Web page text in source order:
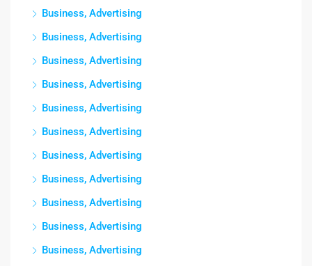
Business, Advertising
Business, Advertising
Business, Advertising
Business, Advertising
Business, Advertising
Business, Advertising
Business, Advertising
Business, Advertising
Business, Advertising
Business, Advertising
Business, Advertising